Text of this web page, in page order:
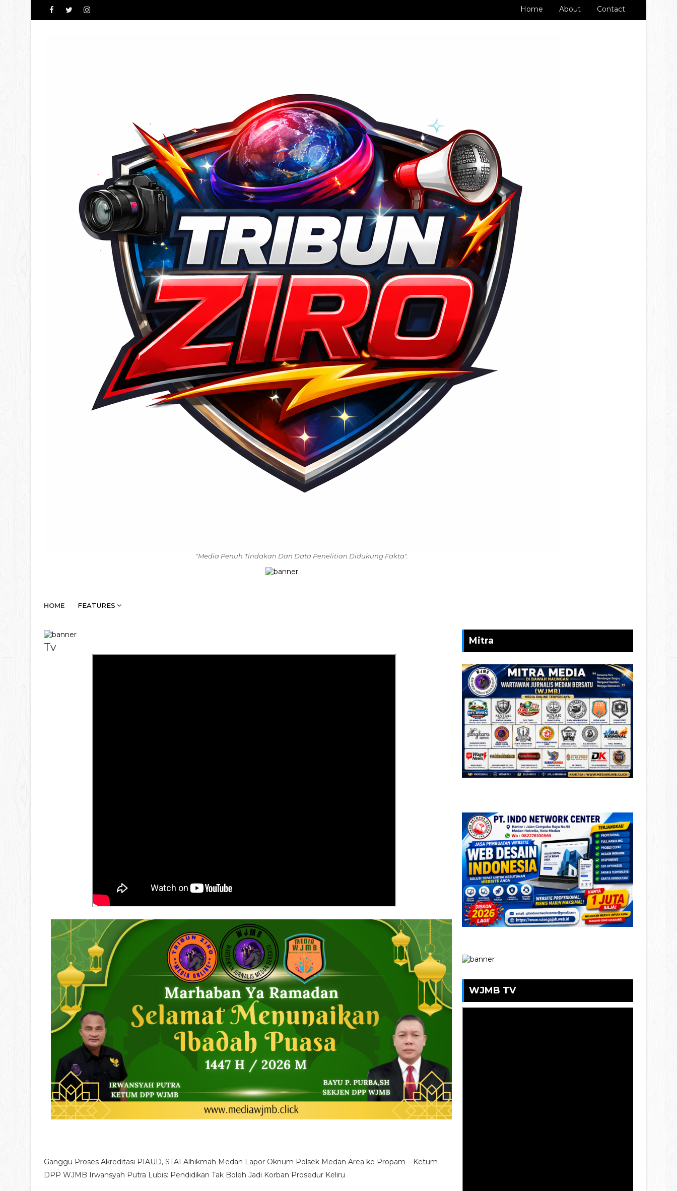
Home About Contact
"Media Penuh Tindakan Dan Data Penelitian Didukung Fakta".
HOME FEATURES
Tv
Ganggu Proses Akreditasi PIAUD, STAI Alhikmah Medan Lapor Oknum Polsek Medan Area ke Propam – Ketum
DPP WJMB Irwansyah Putra Lubis: Pendidikan Tak Boleh Jadi Korban Prosedur Keliru
Mitra
WJMB TV